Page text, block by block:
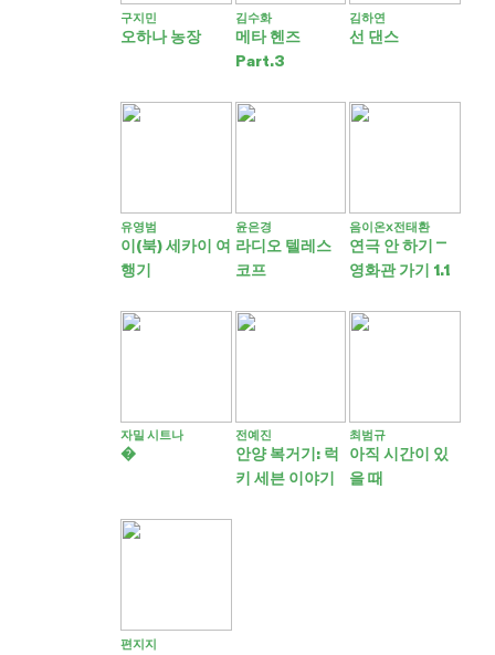
구지민
오하나 농장
김수화
메타 헨즈
Part.3
김하연
선 댄스
유영범
이(북) 세카이 여
행기
윤은경
라디오 텔레스
코프
음이온ⅹ전태환
연극 안 하기 ⎻
영화관 가기 1.1
자밀 시트나
�
전예진
안양 복거기: 럭
키 세븐 이야기
최범규
아직 시간이 있
을 때
편지지